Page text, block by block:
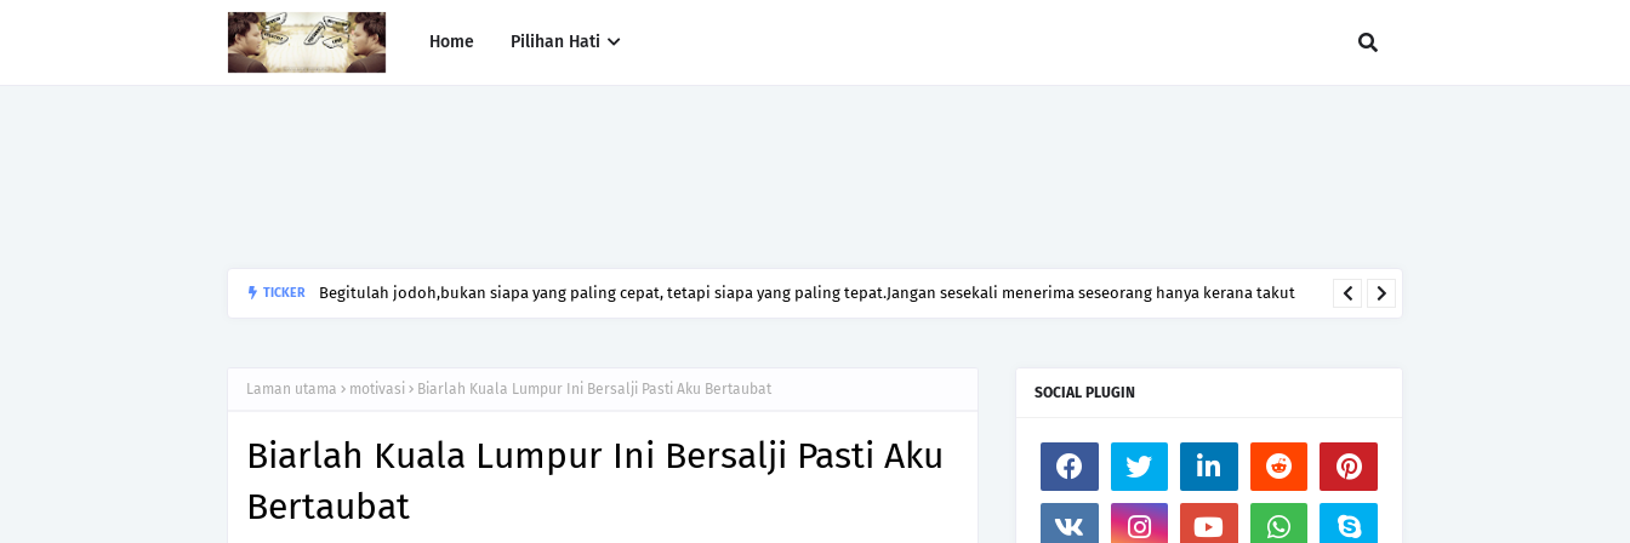
Home Pilihan Hati
TICKER
Begitulah jodoh,bukan siapa yang paling cepat, tetapi siapa yang paling tepat.Jangan sesekali menerima seseorang hanya kerana takut
Laman utama motivasi Biarlah Kuala Lumpur Ini Bersalji Pasti Aku Bertaubat
Biarlah Kuala Lumpur Ini Bersalji Pasti Aku
Bertaubat
SOCIAL PLUGIN